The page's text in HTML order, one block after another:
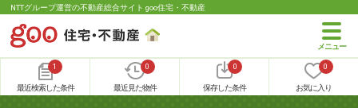
NTTグループ運営の不動産総合サイト goo住宅・不動産
1
最近検索した条件
0
最近見た物件
0
保存した条件
0
お気に入り